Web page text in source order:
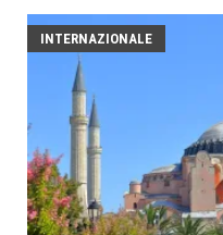
INTERNAZIONALE